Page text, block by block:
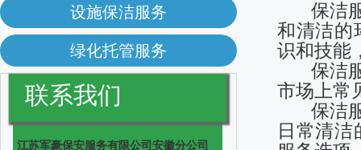
设施保洁服务
绿化托管服务
联系我们
江苏军豪保安服务有限公司安徽分公司
保洁服
和清洁的
识和技能
保洁服
市场上常
保洁服
日常清